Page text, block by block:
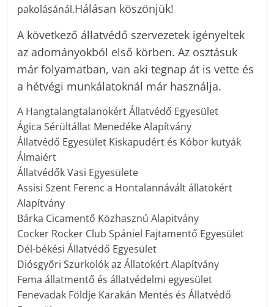
pakolásánál.Hálásan köszönjük!
A következő állatvédő szervezetek igényeltek
az adományokból első körben. Az osztásuk
már folyamatban, van aki tegnap át is vette és
a hétvégi munkálatoknál már használja.
A Hangtalangtalanokért Állatvédő Egyesület
Ágica Sérültállat Menedéke Alapítvány
Állatvédő Egyesület Kiskapudért és Kóbor kutyák
Álmaiért
Állatvédők Vasi Egyesülete
Assisi Szent Ferenc a Hontalannávált állatokért
Alapítvány
Bárka Cicamentő Közhasznú Alapitvány
Cocker Rocker Club Spániel Fajtamentő Egyesület
Dél-békési Állatvédő Egyesület
Diósgyőri Szurkolók az Állatokért Alapítvány
Fema állatmentő és állatvédelmi egyesület
Fenevadak Földje Karakán Mentés és Állatvédő